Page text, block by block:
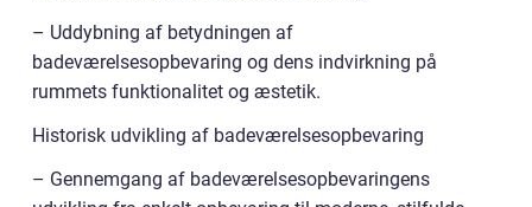
– Uddybning af betydningen af
badeværelsesopbevaring og dens indvirkning på
rummets funktionalitet og æstetik.
Historisk udvikling af badeværelsesopbevaring
– Gennemgang af badeværelsesopbevaringens